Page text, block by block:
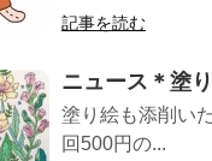
記事を読む
ニュース＊塗
塗り絵も添削い
回500円の...